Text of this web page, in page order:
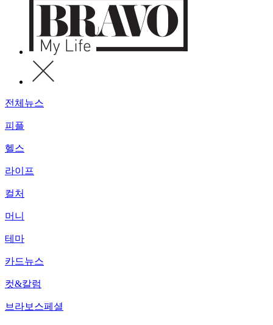
전체뉴스
피플
헬스
라이프
컬처
머니
테마
카드뉴스
컷&칼럼
브라보스페셜